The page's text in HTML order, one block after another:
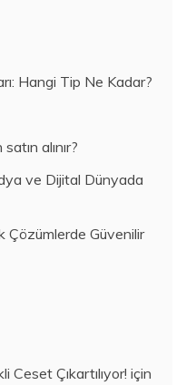
Hangi Tip Ne Kadar?
alınır?
ve Dijital Dünyada
Çözümlerde Güvenilir
Ceset Çıkartılıyor! için